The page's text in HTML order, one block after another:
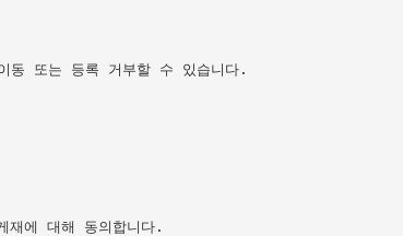
동 또는 등록 거부할 수 있습니다.
재에 대해 동의합니다.